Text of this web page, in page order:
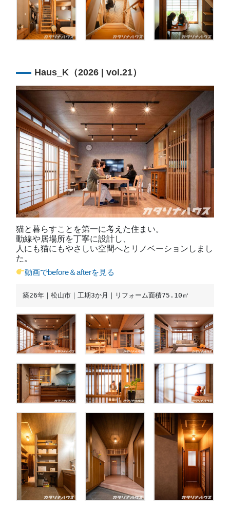
Haus_K（2026 | vol.21）
猫と暮らすことを第一に考えた住まい。
動線や居場所を丁寧に設計し、
人にも猫にもやさしい空間へとリノベーションしまし
た。
動画でbefore＆afterを見る
築26年｜松山市｜工期3か月｜リフォーム面積75.10㎡